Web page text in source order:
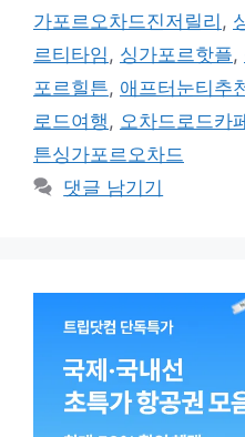
가포르오차드진저릴리 ,
르티타임, 싱가포르핫플,
포르힐튼, 애프터눈티추
로드여행, 오차드로드카
튼싱가포르오차드
댓글 남기기